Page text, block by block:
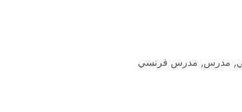
, مدرس, مدرس فرنسي